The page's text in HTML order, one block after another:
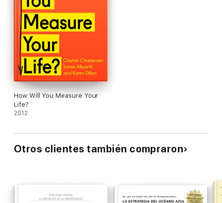
H. Dyer, Hal B. Gregersen y Clayton M. Christensen, básicos
para abordar la gestión de la innovación tecnológica en una
economía disruptiva.
How Will You Measure Your
Life?
2012
Otros clientes también compraron